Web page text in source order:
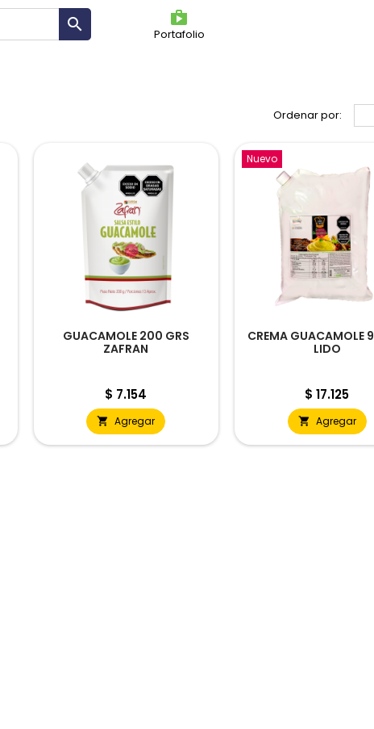
 shopping_bag
Portafolio
Ordenar por:
GUACAMOLE 200 GRS
ZAFRAN
Precio
$ 7.154
 Agregar
Nuevo
CREMA GUACAMOLE
LIDO
Precio
$ 17.125
 Agregar